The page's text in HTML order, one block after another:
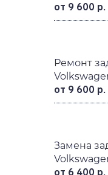
от 9 600 р.
Ремонт
от 9 600 р.
Замена
от 6 400 р.